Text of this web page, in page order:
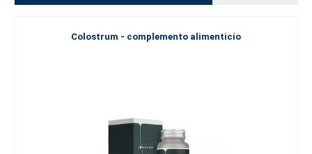
Colostrum - complemento alimenticio